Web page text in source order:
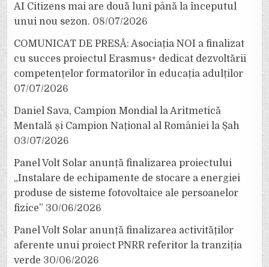
AI Citizens mai are două luni până la începutul
unui nou sezon. 08/07/2026
COMUNICAT DE PRESĂ: Asociația NOI a finalizat
cu succes proiectul Erasmus+ dedicat dezvoltării
competențelor formatorilor în educația adulților
07/07/2026
Daniel Sava, Campion Mondial la Aritmetică
Mentală și Campion Național al României la Șah
03/07/2026
Panel Volt Solar anunță finalizarea proiectului
„Instalare de echipamente de stocare a energiei
produse de sisteme fotovoltaice ale persoanelor
fizice” 30/06/2026
Panel Volt Solar anunță finalizarea activităților
aferente unui proiect PNRR referitor la tranziția
verde 30/06/2026